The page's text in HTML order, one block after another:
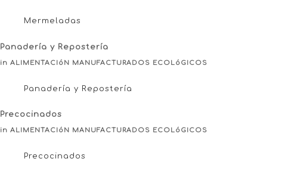
Mermeladas
Panadería y Repostería
in ALIMENTACIóN MANUFACTURADOS ECOLóGICOS
Panadería y Repostería
Precocinados
in ALIMENTACIóN MANUFACTURADOS ECOLóGICOS
Precocinados